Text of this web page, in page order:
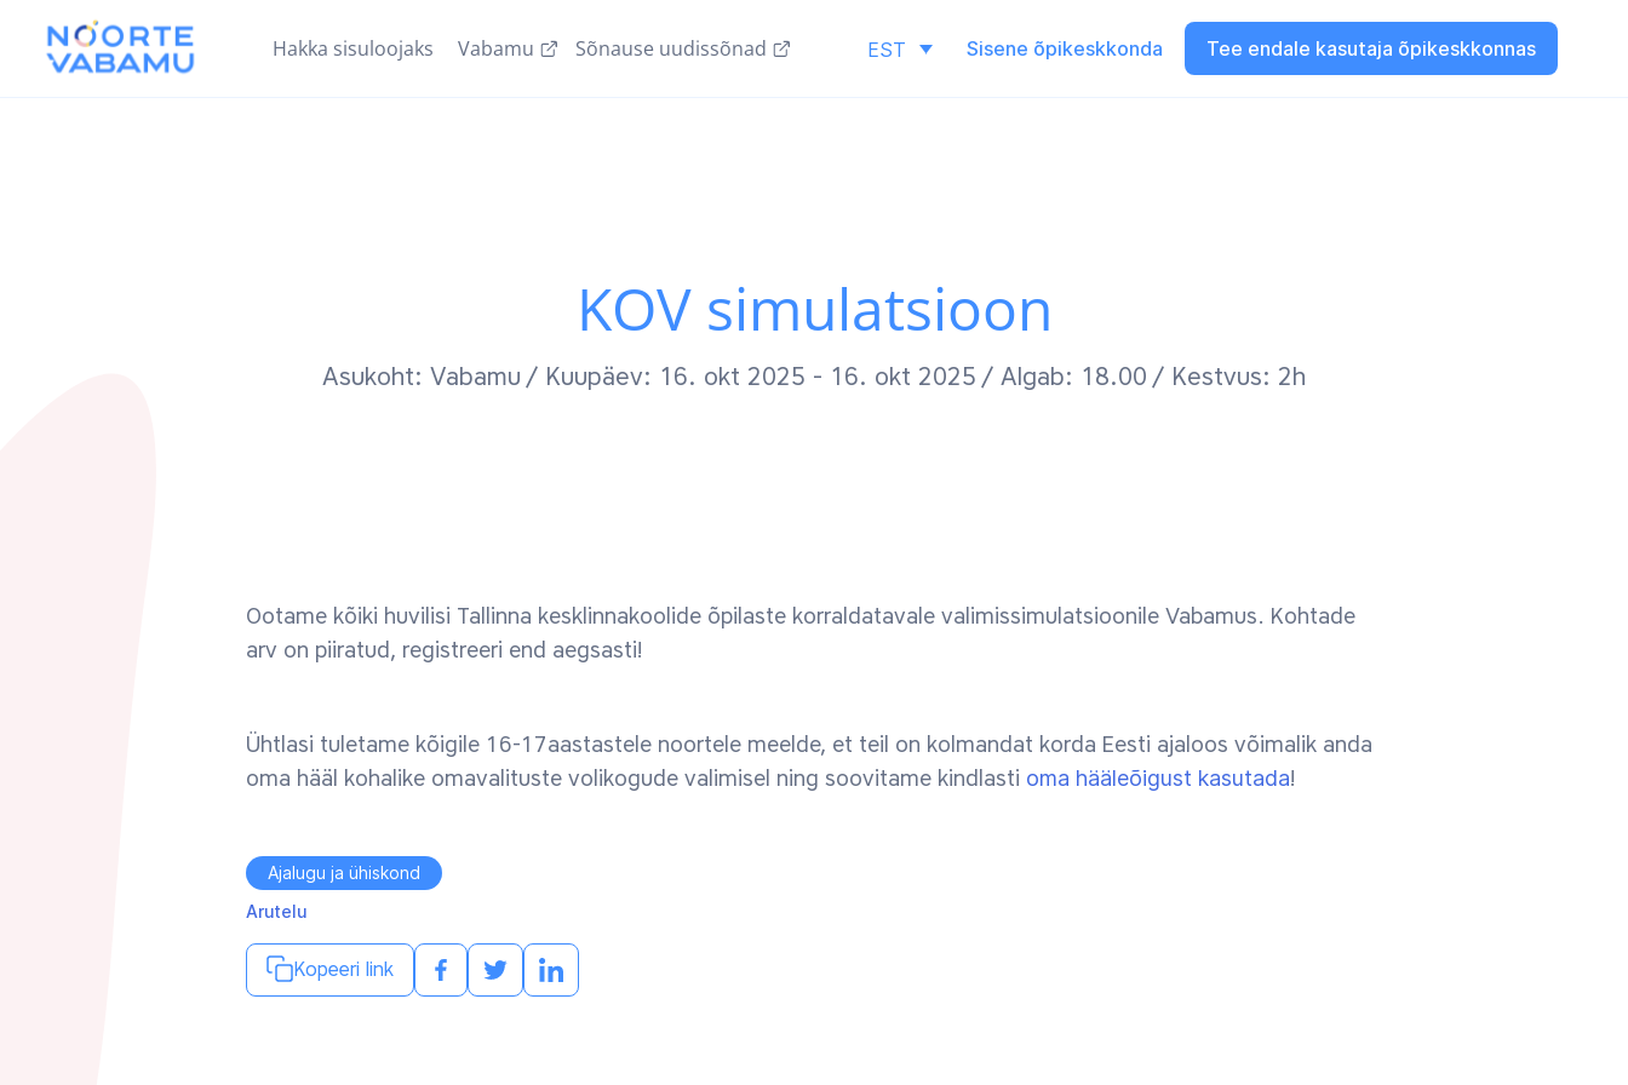
Hakka sisuloojaks Vabamu Sõnause uudissõnad EST Sisene õpikeskkonda Tee endale kasutaja õpikeskkonnas
KOV simulatsioon
Asukoht: Vabamu / Kuupäev: 16. okt 2025 - 16. okt 2025 / Algab: 18.00 / Kestvus: 2h
Ootame kõiki huvilisi Tallinna kesklinnakoolide õpilaste korraldatavale valimissimulatsioonile Vabamus. Kohtade
arv on piiratud, registreeri end aegsasti!
Ühtlasi tuletame kõigile 16-17aastastele noortele meelde, et teil on kolmandat korda Eesti ajaloos võimalik anda
oma hääl kohalike omavalituste volikogude valimisel ning soovitame kindlasti oma hääleõigust kasutada!
Ajalugu ja ühiskond
Arutelu
Kopeeri link